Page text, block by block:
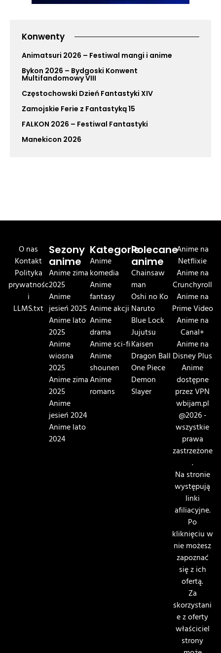
Konwenty
Animatsuri 2026 – Festiwal mangi i anime
Bykon 2026 – Bydgoski Konwent
Multifandomowy VIII
Częstochowski Dzień Fantastyki XIV
Zamojskie Ferie z Fantastyką 15
FALKON 2026 – Festiwal Fantastyki
Manekicon 2026
O nas
Kontakt
Polityka
prywatnośc
i
LLMS.txt
Sezony
anime
Anime zima
2025
Anime
jesień 2025
Anime lato
2025
Anime
wiosna
2025
Anime zima
2025
Anime
jesień 2024
Anime lato
2024
Kategorie
Anime
komedia
Anime
fantasy
Anime akcji
Anime
drama
Anime sci-fi
Anime
shounen
Anime
romans
Polecane
anime
Chainsaw
man
Oshi no Ko
Naruto
Blue Lock
Jujutsu
Kaisen
Dragon Ball
One Piece
Demon
Slayer
Anime na
Netflixie
Anime na
Crunchyroll
Anime na
Prime Video
Anime na
Canal+
Anime na
Disney Plus
Anime
dostępne
przez VPN
wbijam.pl
@2026 -
wszystkie
prawa
zastrzeżone
.
Na stronie
występują
linki
afiliacyjne.
Po
kliknięciu w
nie możesz
zapoznać
się z ich
ofertą.
Za
skorzystani
e z oferty
właściciel
strony